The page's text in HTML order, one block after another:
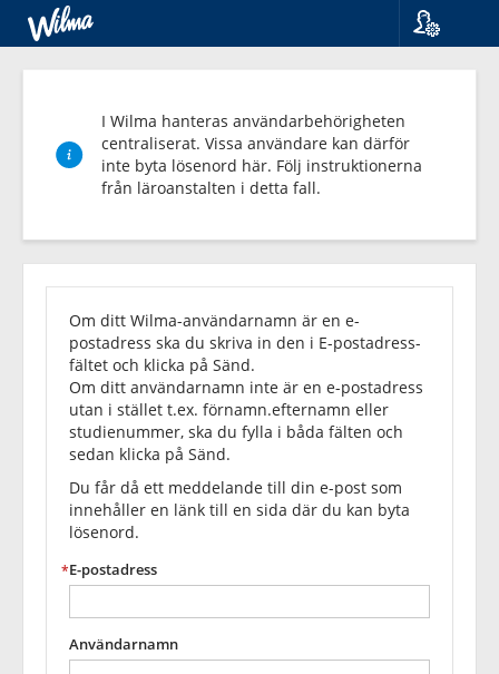
I Wilma hanteras användarbehörigheten
centraliserat. Vissa användare kan därför
inte byta lösenord här. Följ instruktionerna
från läroanstalten i detta fall.
Glömt
lösenordet?
Om ditt Wilma-användarnamn är en e-
postadress ska du skriva in den i E-postadress-
fältet och klicka på Sänd.
Om ditt användarnamn inte är en e-postadress
utan i stället t.ex. förnamn.efternamn eller
studienummer, ska du fylla i båda fälten och
sedan klicka på Sänd.
Du får då ett meddelande till din e-post som
innehåller en länk till en sida där du kan byta
lösenord.
E-postadress
Användarnamn